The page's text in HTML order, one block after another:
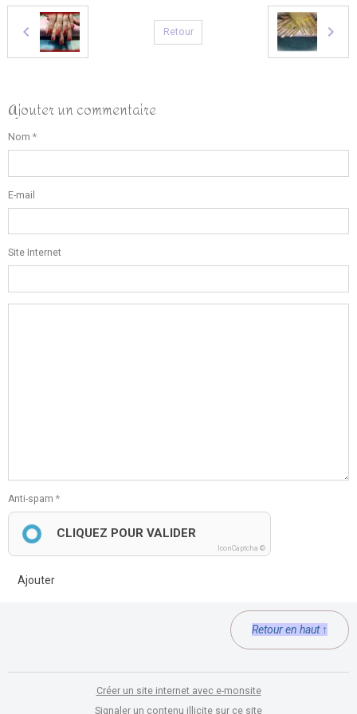
Retour
Ajouter un commentaire
Nom
E-mail
Site Internet
Anti-spam
CLIQUEZ POUR VALIDER
IconCaptcha ©
Ajouter
Retour en haut ↑
Créer un site internet avec e-monsite
Signaler un contenu illicite sur ce site